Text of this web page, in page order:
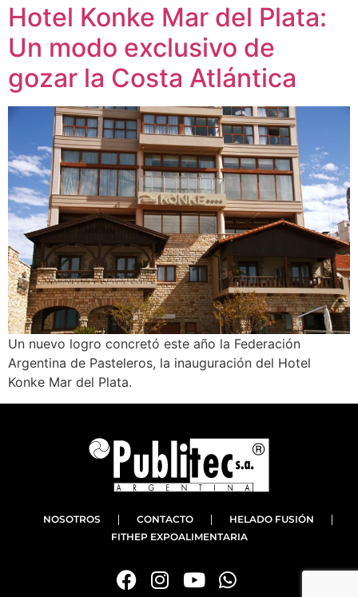
Hotel Konke Mar del Plata:
Un modo exclusivo de
gozar la Costa Atlántica
Un nuevo logro concretó este año la Federación
Argentina de Pasteleros, la inauguración del Hotel
Konke Mar del Plata.
NOSOTROS CONTACTO
HELADO FUSIÓN
FITHEP EXPOALIMENTARIA